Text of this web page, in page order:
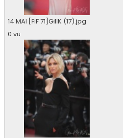
14 MAI [FiF 71]GillK (17).jpg
0 vu